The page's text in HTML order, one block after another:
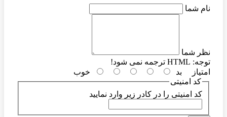
نام شما
نظر شما
توجه:
امتیاز
بد
خوب
کد امنیتی
کد امنیتی را در کادر زیر وارد نمایید